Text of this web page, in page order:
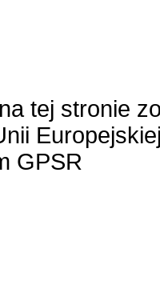
tej stronie
GPSR